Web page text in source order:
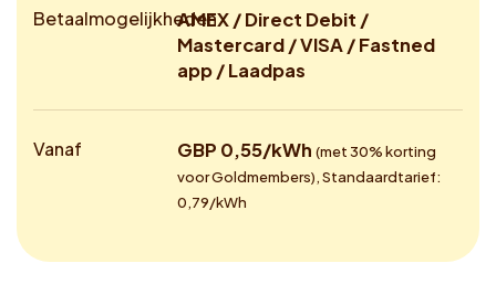
BetaalmogelijkhedenAMEX / Direct Debit /
Mastercard / VISA / Fastned
app / Laadpas
Vanaf GBP 0,55/kWh (met 30% korting
voor Goldmembers), Standaardtarief:
0,79/kWh